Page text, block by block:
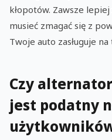
kłopotów. Zawsze
musieć zmagać się z
Twoje auto zasługuje
Czy
jest podatny